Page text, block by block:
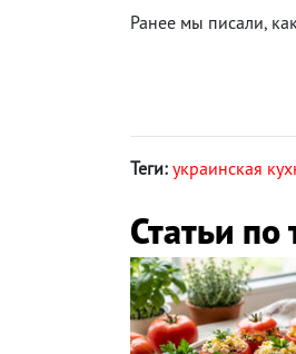
Ранее мы писали, как
Теги: украинская
Статьи по